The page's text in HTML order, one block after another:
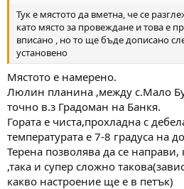
Тук е мястото да вметна, че се
като място за провеждане и това е
вписано , но то ще бъде дописано
установено
Мястото е намерено.
Люлин планина ,между с.Мало
точно в.з Градоман на Банкя.
Гората е чиста,прохладна с
температурата е 7-8 градуса на
Терена позволява да се направи,
,така и супер сложно
какво настроение ще е в петък)